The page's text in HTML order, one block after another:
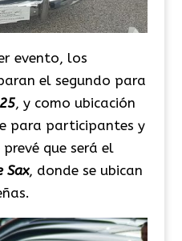
evento, los
el segundo para
, y como ubicación
para participantes y
que será el
Sax, donde se ubican